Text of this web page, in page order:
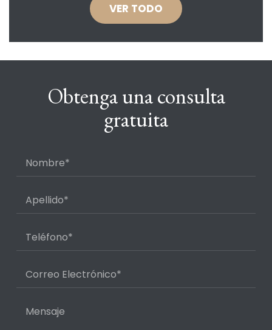
VER TODO
Obtenga una consulta
gratuita